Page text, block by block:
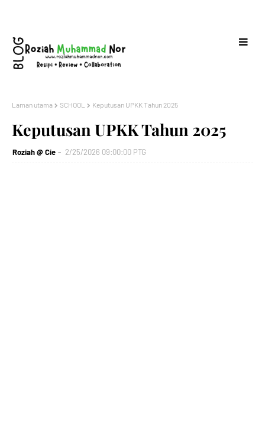
Laman utama SCHOOL Keputusan UPKK Tahun 2025
Keputusan UPKK Tahun 2025
Roziah @ Cie 2/25/2026 09:00:00 PTG